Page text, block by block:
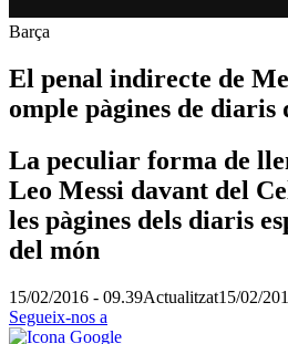
Barça
El penal indirecte de
omple pàgines de
La peculiar forma de
Leo Messi davant del
les pàgines dels diaris
del món
15/02/2016 - 09.39Actualitzat15/02/
Segueix-nos a